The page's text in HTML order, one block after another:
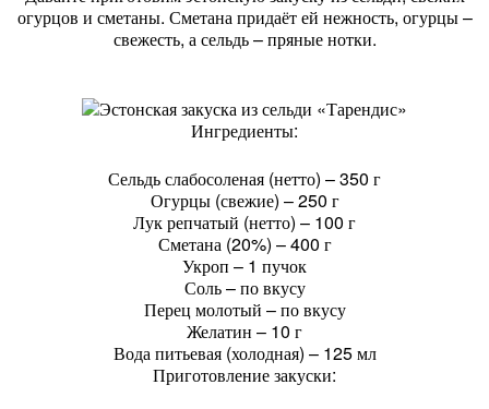
огурцов и сметаны. Сметана придаёт ей нежность, огурцы –
свежесть, а сельдь – пряные нотки.
Ингредиенты:
Сельдь слабосоленая (нетто) – 350 г
Огурцы (свежие) – 250 г
Лук репчатый (нетто) – 100 г
Сметана (20%) – 400 г
Укроп – 1 пучок
Соль – по вкусу
Перец молотый – по вкусу
Желатин – 10 г
Вода питьевая (холодная) – 125 мл
Приготовление закуски: